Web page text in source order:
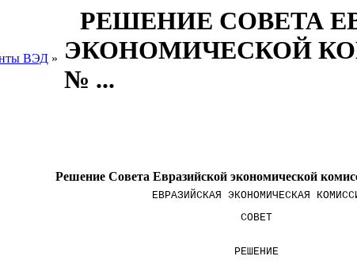
ВЭД »
РЕШЕНИЕ СОВЕТА
ЭКОНОМИЧЕСКОЙ
№ ...
Решение Совета Евразийской экономической
ЕВРАЗИЙСКАЯ